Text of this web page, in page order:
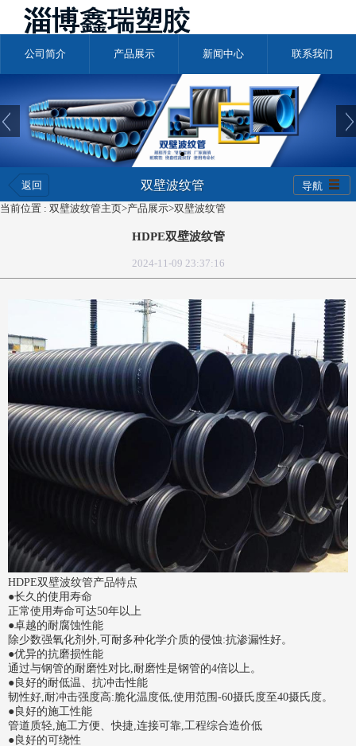
公司简介 产品展示 新闻中心 联系我们
返回 双壁波纹管
导航
当前位置 : 双壁波纹管主页>产品展示>双壁波纹管
HDPE双壁波纹管
2024-11-09 23:37:16
HDPE双壁波纹管产品特点
●长久的使用寿命
正常使用寿命可达50年以上
●卓越的耐腐蚀性能
除少数强氧化剂外,可耐多种化学介质的侵蚀:抗渗漏性好。
●优异的抗磨损性能
通过与钢管的耐磨性对比,耐磨性是钢管的4倍以上。
●良好的耐低温、抗冲击性能
韧性好,耐冲击强度高:脆化温度低,使用范围-60摄氏度至40摄氏度。
●良好的施工性能
管道质轻,施工方便、快捷,连接可靠,工程综合造价低
●良好的可绕性